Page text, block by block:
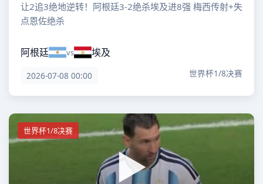
让2追3绝地逆转！阿根廷3-2绝杀埃及进8强 梅西传射+失
点恩佐绝杀
阿根廷 vs 埃及
2026-07-08 00:00 世界杯1/8决赛
世界杯1/8决赛